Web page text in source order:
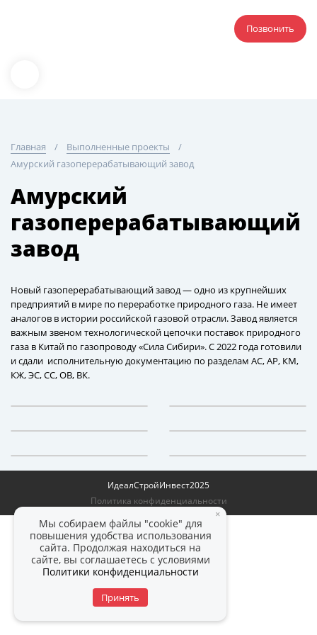
Позвонить
Главная
Выполненные проекты
Амурский газоперерабатывающий завод
Амурский
газоперерабатывающий
завод
Новый газоперерабатывающий завод — одно из крупнейших
предприятий в мире по переработке природного газа. Не имеет
аналогов в истории российской газовой отрасли. Завод является
важным звеном технологической цепочки поставок природного
газа в Китай по газопроводу «Сила Сибири». С 2022 года готовили
и сдали исполнительную документацию по разделам АС, АР, КМ,
КЖ, ЭС, СС, ОВ, ВК.
ИдеалСтройИнвест2025
Политика конфиденциальности
×
Мы собираем файлы "cookie" для
повышения удобства использования
сайта. Продолжая находиться на
сайте, вы соглашаетесь с условиями
Политики конфиденциальности
Принять